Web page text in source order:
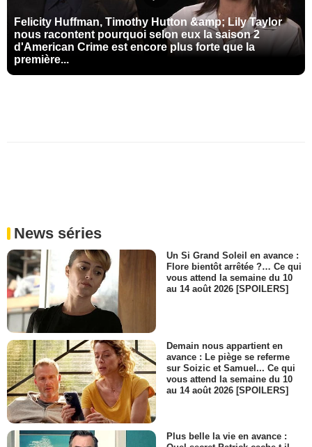
Felicity Huffman, Timothy Hutton &amp; Lily Taylor
nous racontent pourquoi selon eux la saison 2
d'American Crime est encore plus forte que la
première...
News séries
Un Si Grand Soleil en avance :
Flore bientôt arrêtée ?… Ce qui
vous attend la semaine du 10
au 14 août 2026 [SPOILERS]
Demain nous appartient en
avance : Le piège se referme
sur Soizic et Samuel... Ce qui
vous attend la semaine du 10
au 14 août 2026 [SPOILERS]
Plus belle la vie en avance :